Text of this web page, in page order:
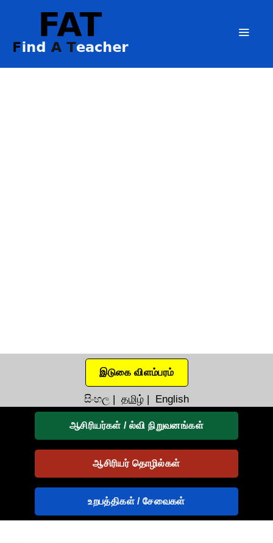
இடுகை விளம்பரம்
සිංහල | தமிழ் | English
ஆசிரியர்கள் / ல்வி நிறுவனங்கள்
ஆசிரியர் தொழில்கள்
உறபத்திகள் / சேவைகள்